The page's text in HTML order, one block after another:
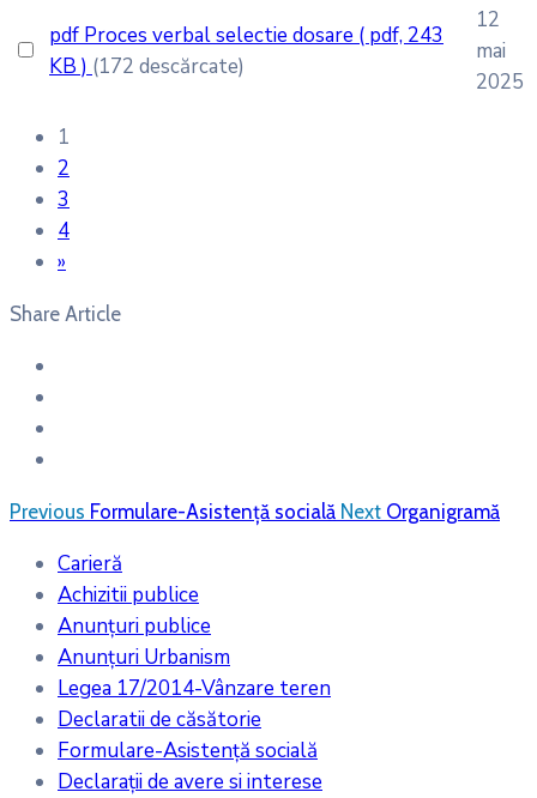
pdf Proces verbal selectie dosare ( pdf, 243
KB ) (172 descărcate)
12
mai
2025
1
2
3
4
»
Share Article
Previous Formulare-Asistență socială Next Organigramă
Carieră
Achizitii publice
Anunțuri publice
Anunțuri Urbanism
Legea 17/2014-Vânzare teren
Declaratii de căsătorie
Formulare-Asistență socială
Declarații de avere si interese